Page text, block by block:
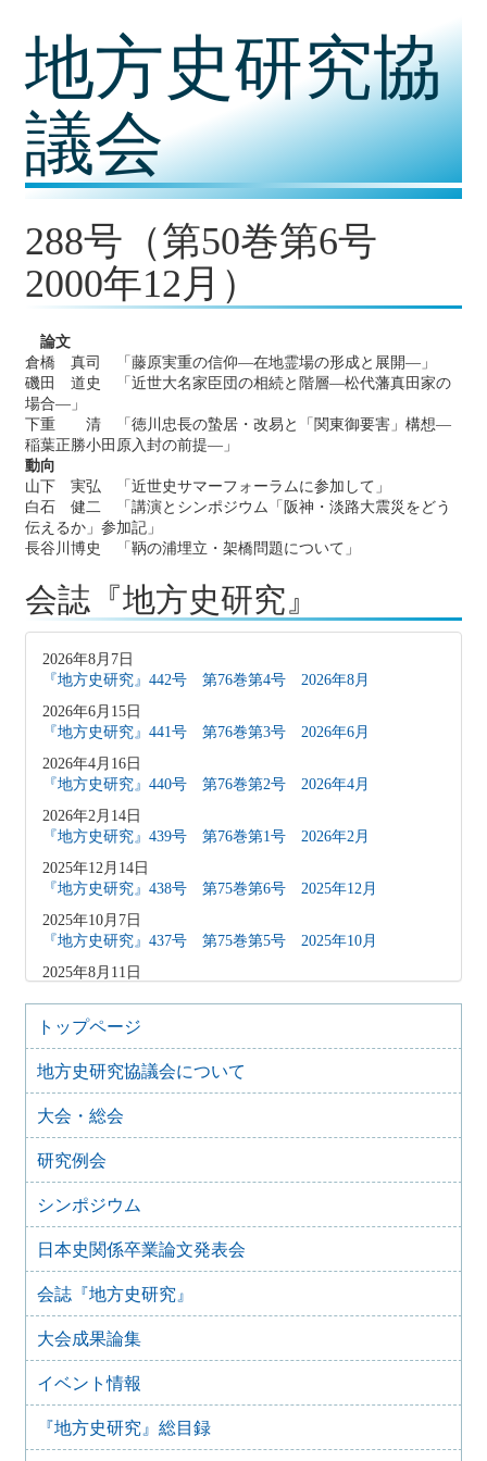
地方史研究協
議会
288号（第50巻第6号
2000年12月）
論文
倉橋 真司 「藤原実重の信仰―在地霊場の形成と展開―」
磯田 道史 「近世大名家臣団の相続と階層―松代藩真田家の
場合―」
下重 清 「徳川忠長の蟄居・改易と「関東御要害」構想―
稲葉正勝小田原入封の前提―」
動向
山下 実弘 「近世史サマーフォーラムに参加して」
白石 健二 「講演とシンポジウム「阪神・淡路大震災をどう
伝えるか」参加記」
長谷川博史 「鞆の浦埋立・架橋問題について」
会誌『地方史研究』
2026年8月7日
『地方史研究』442号 第76巻第4号 2026年8月
2026年6月15日
『地方史研究』441号 第76巻第3号 2026年6月
2026年4月16日
『地方史研究』440号 第76巻第2号 2026年4月
2026年2月14日
『地方史研究』439号 第76巻第1号 2026年2月
2025年12月14日
『地方史研究』438号 第75巻第6号 2025年12月
2025年10月7日
『地方史研究』437号 第75巻第5号 2025年10月
2025年8月11日
2025年8月10日
「原稿募集」を変更致しました
2025年6月9日
『地方史研究』435号 第75巻第3号 2025年6月
2025年4月9日
『地方史研究』434号 第75巻第2号 2025年4月
2025年2月10日
『地方史研究』433号 第75巻第1号 2025年2月
『地方史研究』432号 第74巻第6号 2024年12月
2024年11月21日
『地方史研究』431号 第74巻第5号 2024年10月
2024年11月20日
『地方史研究』430号 第74巻第4号 2024年8月
2024年6月4日
『地方史研究』429号 第75巻第3号 2024年6月
2024年6月4日
トップページ
地方史研究協議会について
大会・総会
研究例会
シンポジウム
日本史関係卒業論文発表会
会誌『地方史研究』
大会成果論集
イベント情報
『地方史研究』総目録